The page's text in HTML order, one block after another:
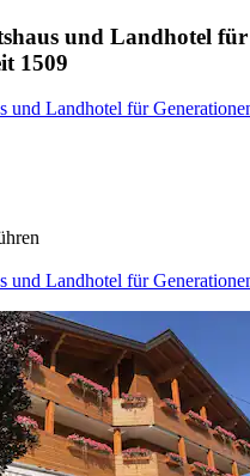
und Landhotel für
1509
und Landhotel für
und Landhotel für